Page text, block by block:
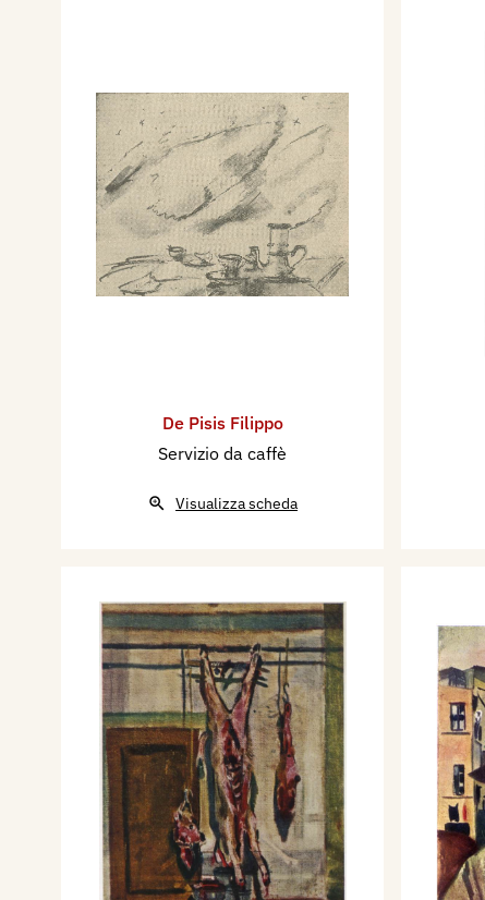
De Pisis Filippo
Servizio da caffè
Visualizza scheda